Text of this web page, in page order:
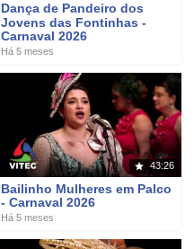
Dança de Pandeiro dos
Jovens das Fontinhas -
Carnaval 2026
Há 5 meses
43:26
Bailinho Mulheres em Palco
- Carnaval 2026
Há 5 meses